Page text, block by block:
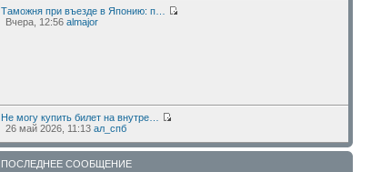
Таможня при въезде в Японию: п…
Вчера, 12:56 almajor
Не могу купить билет на внутре…
26 май 2026, 11:13 ал_спб
ПОСЛЕДНЕЕ СООБЩЕНИЕ